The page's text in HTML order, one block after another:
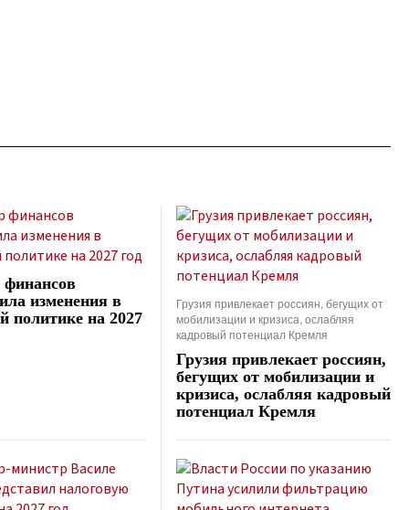
изменения в
политике на 2027
Грузия привлекает россиян, бегущих от
мобилизации и кризиса, ослабляя
кадровый потенциал Кремля
Грузия привлекает россиян,
бегущих от мобилизации и
кризиса, ослабляя кадровый
потенциал Кремля